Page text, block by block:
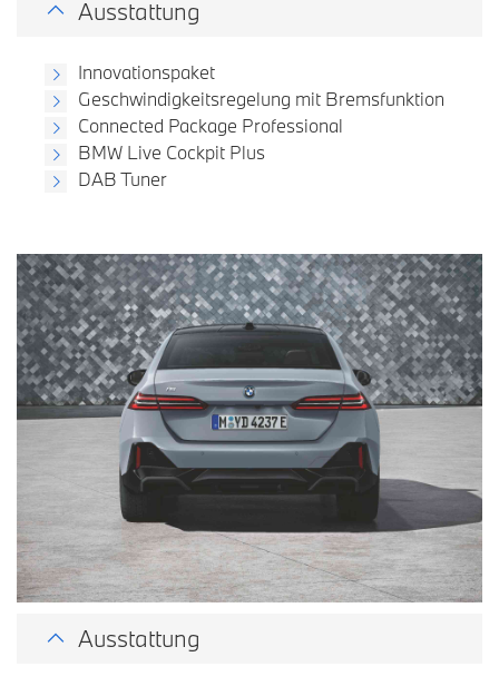
Ausstattung
Innovationspaket
Geschwindigkeitsregelung mit Bremsfunktion
Connected Package Professional
BMW Live Cockpit Plus
DAB Tuner
Ausstattung